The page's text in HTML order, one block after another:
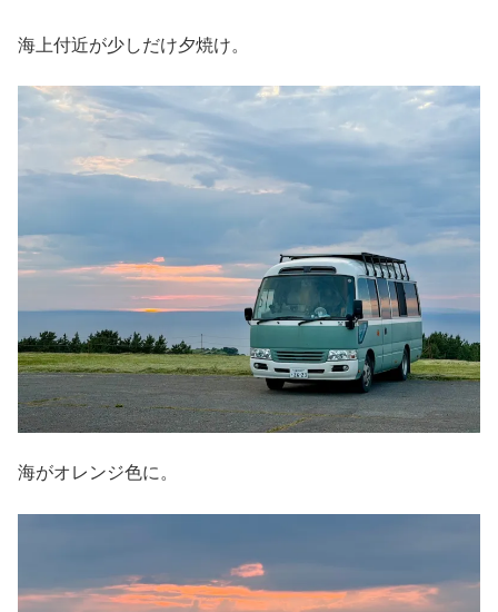
海上付近が少しだけ夕焼け。
海がオレンジ色に。